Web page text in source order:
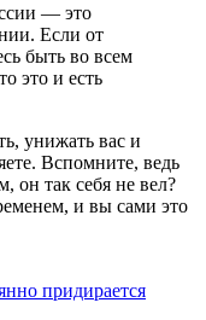
— это
Если от
быть во всем
это и есть
унижать вас и
Вспомните, ведь
он так себя не вел?
и вы сами это
придирается